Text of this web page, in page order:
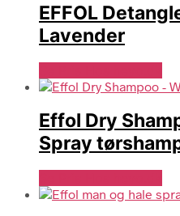
EFFOL
Lavender
Effol Dry
Spray